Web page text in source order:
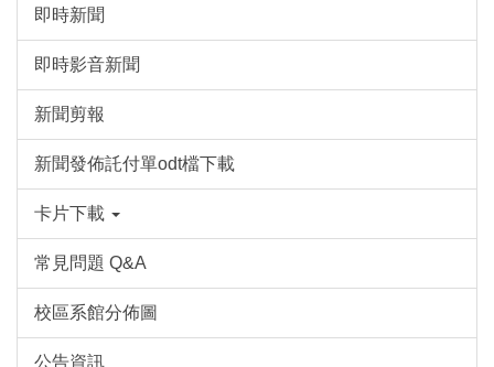
即時新聞
即時影音新聞
新聞剪報
新聞發佈託付單odt檔下載
卡片下載
常見問題 Q&A
校區系館分佈圖
公告資訊